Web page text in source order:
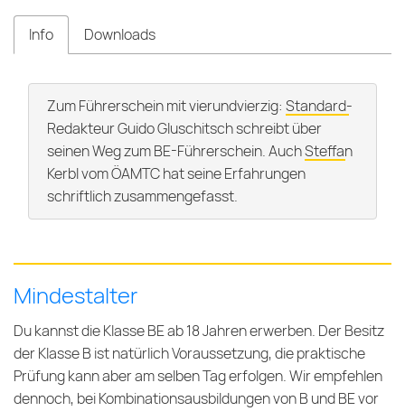
Info Downloads
Zum Führerschein mit vierundvierzig: Standard-
Redakteur Guido Gluschitschschreibt über
seinen Weg zum BE-Führerschein. AuchSteffan
Kerbl vom ÖAMTChat seine Erfahrungen
schriftlich zusammengefasst.
Mindestalter
Du kannst die Klasse BE ab 18 Jahren erwerben. Der Besitz
der Klasse B ist natürlich Voraussetzung, die praktische
Prüfung kann aber am selben Tag erfolgen. Wir empfehlen
dennoch, bei Kombinationsausbildungen von B und BE vor